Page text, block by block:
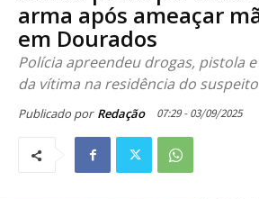
arma após ameaçar
em Dourados
Polícia apreendeu drogas, pistola
da vítima na residência do suspeito
Publicado por Redação 07:29 - 03/09/2025